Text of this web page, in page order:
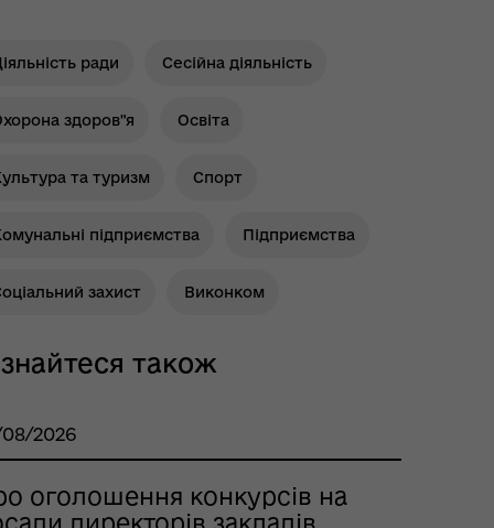
ради Сесійна діяльність
здоров"я Освіта
та туризм Спорт
підприємства Підприємства
захист Виконком
також
2026
оголошення конкурсів на
директорів закладів